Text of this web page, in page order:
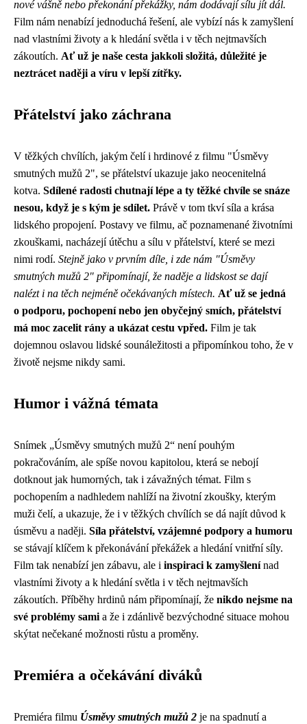
nové vášně nebo překonání překážky, nám dodávají sílu jít dál.
Film nám nenabízí jednoduchá řešení, ale vybízí nás k zamyšlení
nad vlastními životy a k hledání světla i v těch nejtmavších
zákoutích. Ať už je naše cesta jakkoli složitá, důležité je
neztrácet naději a víru v lepší zítřky.
Přátelství jako záchrana
V těžkých chvílích, jakým čelí i hrdinové z filmu "Úsměvy
smutných mužů 2", se přátelství ukazuje jako neocenitelná
kotva. Sdílené radosti chutnají lépe a ty těžké chvíle se snáze
nesou, když je s kým je sdílet. Právě v tom tkví síla a krása
lidského propojení. Postavy ve filmu, ač poznamenané životními
zkouškami, nacházejí útěchu a sílu v přátelství, které se mezi
nimi rodí. Stejně jako v prvním díle, i zde nám "Úsměvy
smutných mužů 2" připomínají, že naděje a lidskost se dají
nalézt i na těch nejméně očekávaných místech. Ať už se jedná
o podporu, pochopení nebo jen obyčejný smích, přátelství
má moc zacelit rány a ukázat cestu vpřed. Film je tak
dojemnou oslavou lidské sounáležitosti a připomínkou toho, že v
životě nejsme nikdy sami.
Humor i vážná témata
Snímek „Úsměvy smutných mužů 2“ není pouhým
pokračováním, ale spíše novou kapitolou, která se nebojí
dotknout jak humorných, tak i závažných témat. Film s
pochopením a nadhledem nahlíží na životní zkoušky, kterým
muži čelí, a ukazuje, že i v těžkých chvílích se dá najít důvod k
úsměvu a naději. Síla přátelství, vzájemné podpory a humoru
se stávají klíčem k překonávání překážek a hledání vnitřní síly.
Film tak nenabízí jen zábavu, ale i inspiraci k zamyšlenínad
vlastními životy a k hledání světla i v těch nejtmavších
zákoutích. Příběhy hrdinů nám připomínají, že nikdo nejsme na
své problémy samia že i zdánlivě bezvýchodné situace mohou
skýtat nečekané možnosti růstu a proměny.
Premiéra a očekávání diváků
Premiéra filmu Úsměvy smutných mužů 2 je na spadnutí a